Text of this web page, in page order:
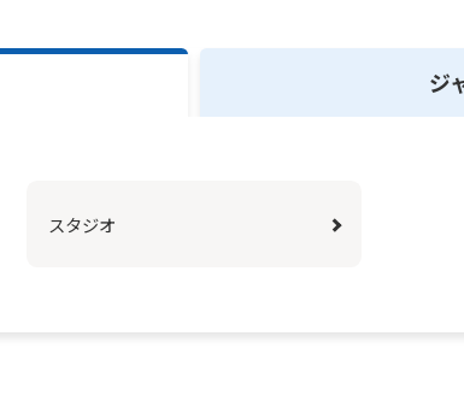
ジ
スタジオ
For foreigners